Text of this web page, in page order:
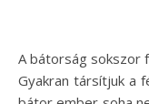
A bátorság sokszor félreértett fogalom a mindennapokban.
Gyakran társítjuk a